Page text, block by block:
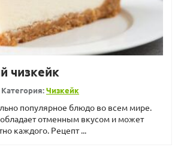
чизкейк
Категория:Чизкейк
популярное блюдо во всем мире.
отменным вкусом и может
каждого. Рецепт ...